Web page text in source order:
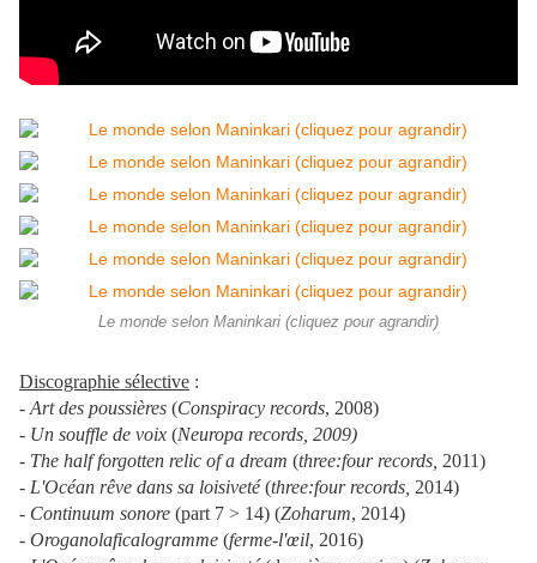
Le monde selon Maninkari (cliquez pour agrandir)
Discographie sélective :
- Art des poussières (Conspiracy records, 2008)
- Un souffle de voix (Neuropa records, 2009)
- The half forgotten relic of a dream (three:four records, 2011)
- L'Océan rêve dans sa loisiveté(three:four records, 2014)
- Continuum sonore (part 7 > 14) (Zoharum, 2014)
- Oroganolaficalogramme (ferme-l'œil, 2016)